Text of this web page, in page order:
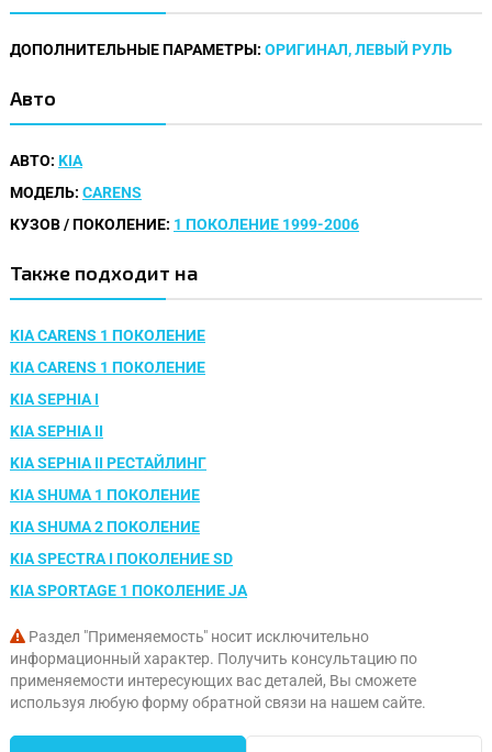
ДОПОЛНИТЕЛЬНЫЕ ПАРАМЕТРЫ: ОРИГИНАЛ, ЛЕВЫЙ РУЛЬ
Авто
АВТО: KIA
МОДЕЛЬ: CARENS
КУЗОВ / ПОКОЛЕНИЕ: 1 ПОКОЛЕНИЕ 1999-2006
Также подходит на
KIA CARENS 1 ПОКОЛЕНИЕ
KIA CARENS 1 ПОКОЛЕНИЕ
KIA SEPHIA I
KIA SEPHIA II
KIA SEPHIA II РЕСТАЙЛИНГ
KIA SHUMA 1 ПОКОЛЕНИЕ
KIA SHUMA 2 ПОКОЛЕНИЕ
KIA SPECTRA I ПОКОЛЕНИЕ SD
KIA SPORTAGE 1 ПОКОЛЕНИЕ JA
Раздел "Применяемость" носит исключительно
информационный характер. Получить консультацию по
применяемости интересующих вас деталей, Вы сможете
используя любую форму обратной связи на нашем сайте.